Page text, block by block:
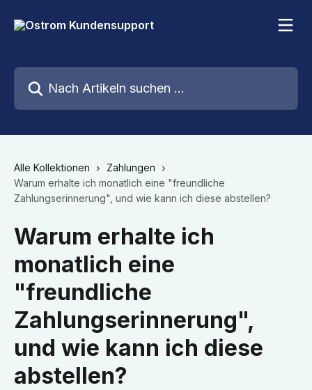
Nach Artikeln suchen …
Alle Kollektionen
Zahlungen
Warum erhalte ich monatlich eine "freundliche
Zahlungserinnerung", und wie kann ich diese abstellen?
Warum erhalte ich
monatlich eine
"freundliche
Zahlungserinnerung",
und wie kann ich diese
abstellen?